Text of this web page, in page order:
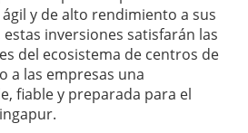
y de alto rendimiento a sus
inversiones satisfarán las
del ecosistema de centros de
a las empresas una
fiable y preparada para el